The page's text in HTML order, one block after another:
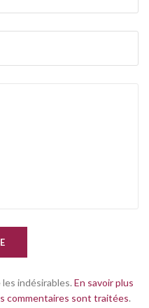
indésirables. En savoir plus
commentaires sont traitées.